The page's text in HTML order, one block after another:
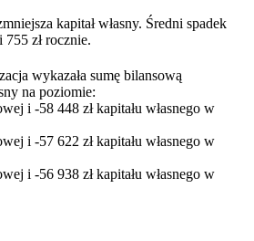
kapitał własny. Średni spadek
755 zł rocznie.
wykazała sumę bilansową
na poziomie:
i -58 448 zł kapitału własnego w
i -57 622 zł kapitału własnego w
i -56 938 zł kapitału własnego w